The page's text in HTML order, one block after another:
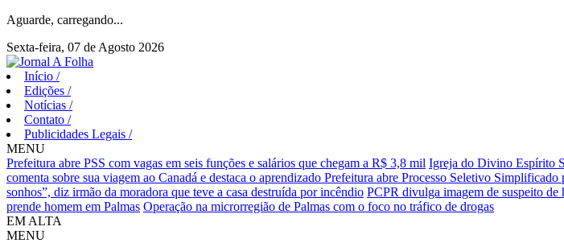
Aguarde, carregando...
Sexta-feira, 07 de Agosto 2026
Início /
Edições /
Notícias /
Contato /
Publicidades Legais /
MENU
Prefeitura abre PSS com vagas em seis funções e salários que chegam a R$ 3,8 mil Igreja do Divino Espírito
comenta sobre sua viagem ao Canadá e destaca o aprendizado Prefeitura abre Processo Seletivo
sonhos”, diz irmão da moradora que teve a casa destruída por incêndio PCPR divulga imagem de suspeito de
prende homem em Palmas Operação na microrregião de Palmas com o foco no tráfico de drogas
EM ALTA
MENU